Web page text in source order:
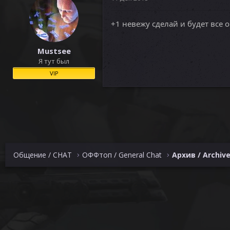
Mustsee
Я тут был
VIP
+1 невежу сделай и будет все
Общение / CHAT ОФФтоп / General Chat Архив /